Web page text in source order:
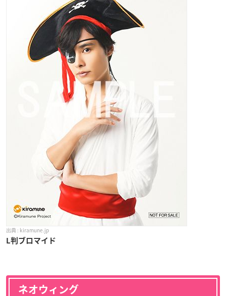
kiramune.jp
L判ブロマイド
ネオウィング